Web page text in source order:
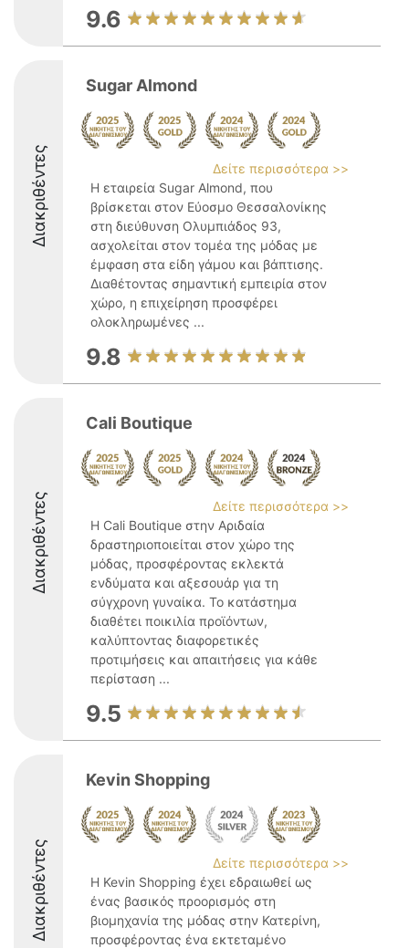
9.6
Διακριθέντες
Sugar Almond
Δείτε περισσότερα >>
Η εταιρεία Sugar Almond, που
βρίσκεται στον Εύοσμο Θεσσαλονίκης
στη διεύθυνση Ολυμπιάδος 93,
ασχολείται στον τομέα της μόδας με
έμφαση στα είδη γάμου και βάπτισης.
Διαθέτοντας σημαντική εμπειρία στον
χώρο, η επιχείρηση προσφέρει
ολοκληρωμένες ...
9.8
Διακριθέντες
Cali Boutique
Δείτε περισσότερα >>
Η Cali Boutique στην Αριδαία
δραστηριοποιείται στον χώρο της
μόδας, προσφέροντας εκλεκτά
ενδύματα και αξεσουάρ για τη
σύγχρονη γυναίκα. Το κατάστημα
διαθέτει ποικιλία προϊόντων,
καλύπτοντας διαφορετικές
προτιμήσεις και απαιτήσεις για κάθε
περίσταση ...
9.5
Διακριθέντες
Kevin Shopping
Δείτε περισσότερα >>
Η Kevin Shopping έχει εδραιωθεί ως
ένας βασικός προορισμός στη
βιομηχανία της μόδας στην Κατερίνη,
προσφέροντας ένα εκτεταμένο